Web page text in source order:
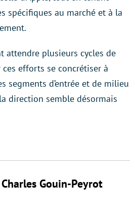
spécifiques au marché et à la
attendre plusieurs cycles de
efforts se concrétiser à
segments d’entrée et de milieu
direction semble désormais
Charles Gouin-Peyrot